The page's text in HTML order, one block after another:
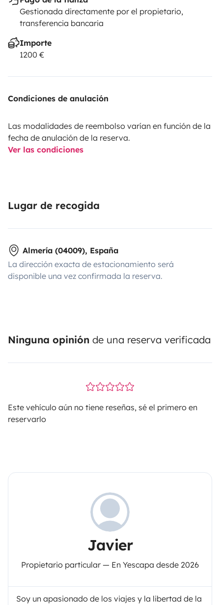
Gestionada directamente por el propietario,
transferencia bancaria
Importe
1200 €
Condiciones de anulación
Las modalidades de reembolso varían en función de la
fecha de anulación de la reserva.
Ver las condiciones
Lugar de recogida
Almería (04009), España
La dirección exacta de estacionamiento será
disponible una vez confirmada la reserva.
Ninguna opinión de una reserva verificada
Este vehículo aún no tiene reseñas, sé el primero en
reservarlo
Javier
Propietario particular — En Yescapa desde 2026
Soy un apasionado de los viajes y la libertad de la